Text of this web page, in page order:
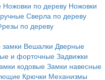
Ножовки по дереву Ножовки
Сверла по дереву
по дереву
Вешалки Дверные
и форточные Задвижки
кодовыеЗамки навесные
Крючки Механизмы